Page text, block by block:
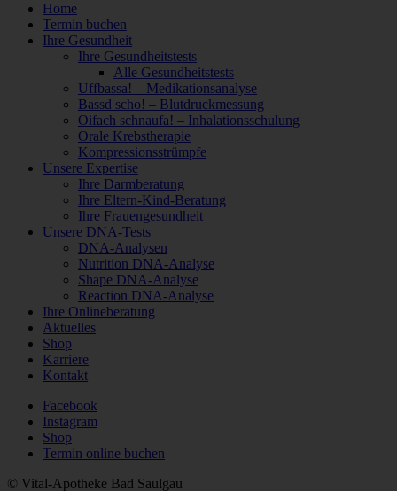
Home
Termin buchen
Ihre Gesundheit
Ihre Gesundheitstests
Alle Gesundheitstests
Uffbassa! – Medikationsanalyse
Bassd scho! – Blutdruckmessung
Oifach schnaufa! – Inhalationsschulung
Orale Krebstherapie
Kompressionsstrümpfe
Unsere Expertise
Ihre Darmberatung
Ihre Eltern-Kind-Beratung
Ihre Frauengesundheit
Unsere DNA-Tests
DNA-Analysen
Nutrition DNA-Analyse
Shape DNA-Analyse
Reaction DNA-Analyse
Ihre Onlineberatung
Aktuelles
Shop
Karriere
Kontakt
Facebook
Instagram
Shop
Termin online buchen
© Vital-Apotheke Bad Saulgau